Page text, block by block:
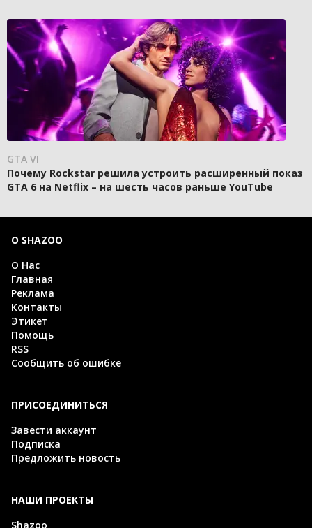
GTA VI
Почему Rockstar решила устроить расширенный показ
GTA 6 на Netflix – на шесть часов раньше YouTube
О SHAZOO
О Нас
Главная
Реклама
Контакты
Этикет
Помощь
RSS
Сообщить об ошибке
ПРИСОЕДИНИТЬСЯ
Завести аккаунт
Подписка
Предложить новость
НАШИ ПРОЕКТЫ
Shazoo